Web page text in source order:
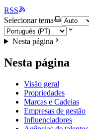
RSS
Selecionar tema
Nesta página
Nesta página
Visão geral
Propriedades
Marcas e Cadeias
Empresas de gestão
Influenciadores